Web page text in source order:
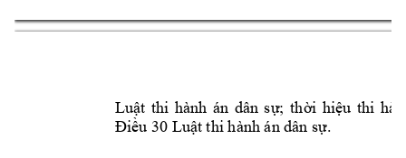
Luật thi hành án dân sự; thời hiệu thi
Điều 30 Luật thi hành án dân sự.